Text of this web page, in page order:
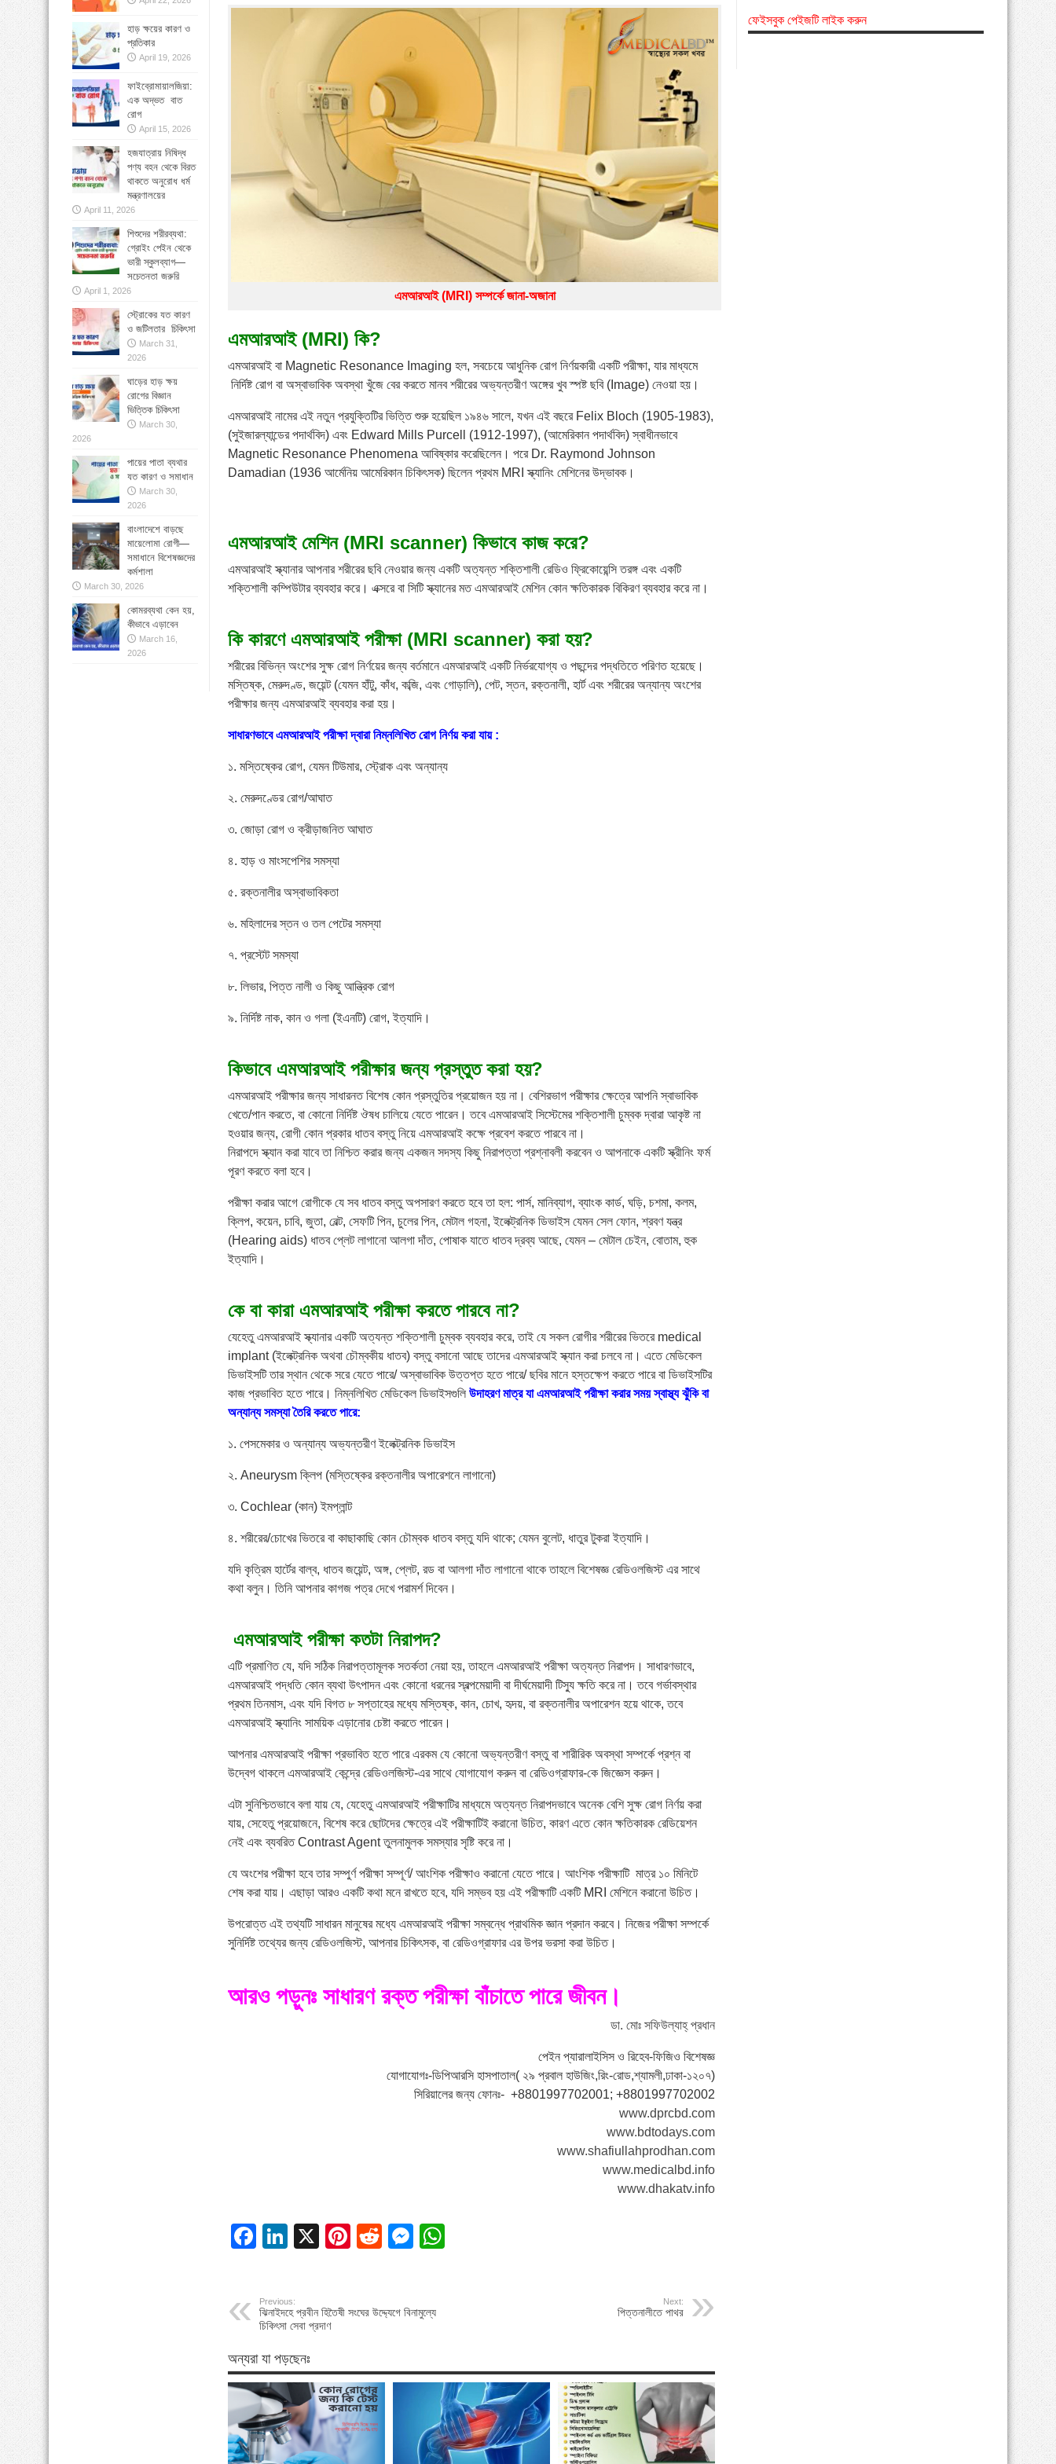
»বাংলাদেশে বাড়ছে মায়েলোমা রোগী—সমাধানে বিশেষজ্ঞদের কর্মশালা
»কোমরব্যথা কেন হয়, কীভাবে এড়াবেন
এমআরআই (MRI) সম্পর্কে জানা-অজানা
এমআরআই (MRI) কি?
এমআরআই বা Magnetic Resonance Imaging হল, সবচেয়ে আধুনিক রোগ নির্ণয়কারী একটি পরীক্ষা, যার মাধ্যমে
নির্দিষ্ট রোগ বা অস্বাভাবিক অবস্থা খুঁজে বের করতে মানব শরীরের অভ্যন্তরীণ অঙ্গের খুব স্পষ্ট ছবি (Image) নেওয়া হয়।
এমআরআই নামের এই নতুন প্রযুক্তিটির ভিত্তি শুরু হয়েছিল ১৯৪৬ সালে, যখন এই বছরে Felix Bloch (1905-1983),
(সুইজারল্যান্ডের পদার্থবিদ) এবং Edward Mills Purcell (1912-1997), (আমেরিকান পদার্থবিদ) স্বাধীনভাবে
Magnetic Resonance Phenomena আবিষ্কার করেছিলেন। পরে Dr. Raymond Johnson
Damadian (1936 আর্মেনিয় আমেরিকান চিকিৎসক) ছিলেন প্রথম MRI স্ক্যানিং মেশিনের উদ্ভাবক।
এমআরআই মেশিন (MRI scanner) কিভাবে কাজ করে?
এমআরআই স্ক্যানার আপনার শরীরের ছবি নেওয়ার জন্য একটি অত্যন্ত শক্তিশালী রেডিও ফ্রিকোয়েন্সি তরঙ্গ এবং একটি
শক্তিশালী কম্পিউটার ব্যবহার করে। এক্সরে বা সিটি স্ক্যানের মত এমআরআই মেশিন কোন ক্ষতিকারক বিকিরণ ব্যবহার করে না।
কি কারণে এমআরআই পরীক্ষা (MRI scanner) করা হয়?
শরীরের বিভিন্ন অংশের সুক্ষ রোগ নির্ণয়ের জন্য বর্তমানে এমআরআই একটি নির্ভরযোগ্য ও পছন্দের পদ্ধতিতে পরিণত হয়েছে।
মস্তিষ্ক, মেরুদণ্ড, জয়েন্ট (যেমন হাঁটু, কাঁধ, কব্জি, এবং গোড়ালি), পেট, স্তন, রক্তনালী, হার্ট এবং শরীরের অন্যান্য অংশের
পরীক্ষার জন্য এমআরআই ব্যবহার করা হয়।
সাধারণভাবে এমআরআই পরীক্ষা দ্বারা নিম্নলিখিত রোগ নির্ণয় করা যায় :
১. মস্তিষ্কের রোগ, যেমন টিউমার, স্ট্রোক এবং অন্যান্য
২. মেরুদণ্ডের রোগ/আঘাত
৩. জোড়া রোগ ও ক্রীড়াজনিত আঘাত
৪. হাড় ও মাংসপেশির সমস্যা
৫. রক্তনালীর অস্বাভাবিকতা
৬. মহিলাদের স্তন ও তল পেটের সমস্যা
৭. প্রস্টেট সমস্যা
৮. লিভার, পিত্ত নালী ও কিছু আন্ত্রিক রোগ
৯. নির্দিষ্ট নাক, কান ও গলা (ইএনটি) রোগ, ইত্যাদি।
কিভাবে এমআরআই পরীক্ষার জন্য প্রস্তুত করা হয়?
এমআরআই পরীক্ষার জন্য সাধারনত বিশেষ কোন প্রস্তুতির প্রয়োজন হয় না। বেশিরভাগ পরীক্ষার ক্ষেত্রে আপনি স্বাভাবিক
খেতে/পান করতে, বা কোনো নির্দিষ্ট ঔষধ চালিয়ে যেতে পারেন। তবে এমআরআই সিস্টেমের শক্তিশালী চুম্বক দ্বারা আকৃষ্ট না
হওয়ার জন্য, রোগী কোন প্রকার ধাতব বস্তু নিয়ে এমআরআই কক্ষে প্রবেশ করতে পারবে না।
নিরাপদে স্ক্যান করা যাবে তা নিশ্চিত করার জন্য একজন সদস্য কিছু নিরাপত্তা প্রশ্নাবলী করবেন ও আপনাকে একটি স্ক্রীনিং ফর্ম
পূরণ করতে বলা হবে।
পরীক্ষা করার আগে রোগীকে যে সব ধাতব বস্তু অপসারণ করতে হবে তা হল: পার্স, মানিব্যাগ, ব্যাংক কার্ড, ঘড়ি, চশমা, কলম,
ক্লিপ, কয়েন, চাবি, জুতা, বেল্ট, সেফটি পিন, চুলের পিন, মেটাল গহনা, ইলেক্ট্রনিক ডিভাইস যেমন সেল ফোন, শ্রবণ যন্ত্র
(Hearing aids) ধাতব প্লেট লাগানো আলগা দাঁত, পোষাক যাতে ধাতব দ্রব্য আছে, যেমন – মেটাল চেইন, বোতাম, হুক
ইত্যাদি।
কে বা কারা এমআরআই পরীক্ষা করতে পারবে না?
যেহেতু এমআরআই স্ক্যানার একটি অত্যন্ত শক্তিশালী চুম্বক ব্যবহার করে, তাই যে সকল রোগীর শরীরের ভিতরে medical
implant (ইলেক্ট্রনিক অথবা চৌম্বকীয় ধাতব) বস্তু বসানো আছে তাদের এমআরআই স্ক্যান করা চলবে না। এতে মেডিকেল
ডিভাইসটি তার স্থান থেকে সরে যেতে পারে/ অস্বাভাবিক উত্তপ্ত হতে পারে/ ছবির মানে হস্তক্ষেপ করতে পারে বা ডিভাইসটির
কাজ প্রভাবিত হতে পারে। নিম্নলিখিত মেডিকেল ডিভাইসগুলি উদাহরণ মাত্র যা এমআরআই পরীক্ষা করার সময় স্বাস্থ্য ঝুঁকি বা
অন্যান্য সমস্যা তৈরি করতে পারে:
১. পেসমেকার ও অন্যান্য অভ্যন্তরীণ ইলেক্ট্রনিক ডিভাইস
২. Aneurysm ক্লিপ (মস্তিষ্কের রক্তনালীর অপারেশনে লাগানো)
৩. Cochlear (কান) ইমপ্লান্ট
৪. শরীরের/চোখের ভিতরে বা কাছাকাছি কোন চৌম্বক ধাতব বস্তু যদি থাকে; যেমন বুলেট, ধাতুর টুকরা ইত্যাদি।
যদি কৃত্রিম হার্টের বাল্ব, ধাতব জয়েন্ট, অঙ্গ, প্লেট, রড বা আলগা দাঁত লাগানো থাকে তাহলে বিশেষজ্ঞ রেডিওলজিস্ট এর সাথে
কথা বলুন। তিনি আপনার কাগজ পত্র দেখে পরামর্শ দিবেন।
এমআরআই পরীক্ষা কতটা নিরাপদ?
এটি প্রমাণিত যে, যদি সঠিক নিরাপত্তামূলক সতর্কতা নেয়া হয়, তাহলে এমআরআই পরীক্ষা অত্যন্ত নিরাপদ। সাধারণভাবে,
এমআরআই পদ্ধতি কোন ব্যথা উৎপাদন এবং কোনো ধরনের স্বল্পমেয়াদী বা দীর্ঘমেয়াদী টিস্যু ক্ষতি করে না। তবে গর্ভাবস্থার
প্রথম তিনমাস, এবং যদি বিগত ৮ সপ্তাহের মধ্যে মস্তিষ্ক, কান, চোখ, হৃদয়, বা রক্তনালীর অপারেশন হয়ে থাকে, তবে
এমআরআই স্ক্যানিং সাময়িক এড়ানোর চেষ্টা করতে পারেন।
আপনার এমআরআই পরীক্ষা প্রভাবিত হতে পারে এরকম যে কোনো অভ্যন্তরীণ বস্তু বা শারীরিক অবস্থা সম্পর্কে প্রশ্ন বা
উদ্বেগ থাকলে এমআরআই কেন্দ্রে রেডিওলজিস্ট-এর সাথে যোগাযোগ করুন বা রেডিওগ্রাফার-কে জিজ্ঞেস করুন।
এটা সুনিশ্চিতভাবে বলা যায় যে, যেহেতু এমআরআই পরীক্ষাটির মাধ্যমে অত্যন্ত নিরাপদভাবে অনেক বেশি সুক্ষ রোগ নির্ণয় করা
যায়, সেহেতু প্রয়োজনে, বিশেষ করে ছোটদের ক্ষেত্রে এই পরীক্ষাটিই করানো উচিত, কারণ এতে কোন ক্ষতিকারক রেডিয়েশন
নেই এবং ব্যবরিত Contrast Agent তুলনামুলক সমস্যার সৃষ্টি করে না।
যে অংশের পরীক্ষা হবে তার সম্পুর্ণ পরীক্ষা সম্পূর্ণ/ আংশিক পরীক্ষাও করানো যেতে পারে। আংশিক পরীক্ষাটি মাত্র ১০ মিনিটে
শেষ করা যায়। এছাড়া আরও একটি কথা মনে রাখতে হবে, যদি সম্ভব হয় এই পরীক্ষাটি একটি MRI মেশিনে করানো উচিত।
উপরোত্ত এই তথ্যটি সাধারন মানুষের মধ্যে এমআরআই পরীক্ষা সম্বন্ধে প্রাথমিক জ্ঞান প্রদান করবে। নিজের পরীক্ষা সম্পর্কে
সুনির্দিষ্ট তথ্যের জন্য রেডিওলজিস্ট, আপনার চিকিৎসক, বা রেডিওগ্রাফার এর উপর ভরসা করা উচিত।
আরও পড়ুনঃ সাধারণ রক্ত পরীক্ষা বাঁচাতে পারে জীবন।
ডা. মোঃ সফিউল্যাহ্ প্রধান
পেইন প্যারালাইসিস ও রিহেব-ফিজিও বিশেষজ্ঞ
যোগাযোগঃ-ডিপিআরসি হাসপাতাল( ২৯ প্রবাল হাউজিং,রিং-রোড,শ্যামলী,ঢাকা-১২০৭)
সিরিয়ালের জন্য ফোনঃ- +8801997702001; +8801997702002
www.dprcbd.com
www.bdtodays.com
www.shafiullahprodhan.com
www.medicalbd.info
www.dhakatv.info
Facebook
LinkedIn
X Pinterest
RedditMessenger
Previous:
ঝিনাইদহে প্রবীন হিতৈষী সংঘের উদ্দ্যেগে বিনামুল্যে
চিকিৎসা সেবা প্রদাণ
Next:
পিত্তনালীতে পাথর
অন্যরা যা পড়ছেনঃ
হাড় ক্ষয়ের কারণ ও
প্রতিকার
April 19, 2026
ফাইব্রোমায়ালজিয়া:
এক অদ্ভত বাত
রোগ
April 15, 2026
হজযাত্রায় নিষিদ্ধ
পণ্য বহন থেকে বিরত
থাকতে অনুরোধ ধর্ম
মন্ত্রণালয়ের
April 11, 2026
শিশুদের শরীরব্যথা:
গ্রোইং পেইন থেকে
ভারী স্কুলব্যাগ—
সচেতনতা জরুরি
April 1, 2026
স্ট্রোকের যত কারণ
ও জটিলতার চিকিৎসা
March 31,
2026
ঘাড়ের হাড় ক্ষয়
রোগের বিজ্ঞান
ভিত্তিক চিকিৎসা
March 30,
2026
পায়ের পাতা ব্যথার
যত কারণ ও সমাধান
March 30,
2026
বাংলাদেশে বাড়ছে
মায়েলোমা রোগী—
সমাধানে বিশেষজ্ঞদের
কর্মশালা
March 30, 2026
কোমরব্যথা কেন হয়,
কীভাবে এড়াবেন
March 16,
2026
ফেইসবুক পেইজটি লাইক করুন